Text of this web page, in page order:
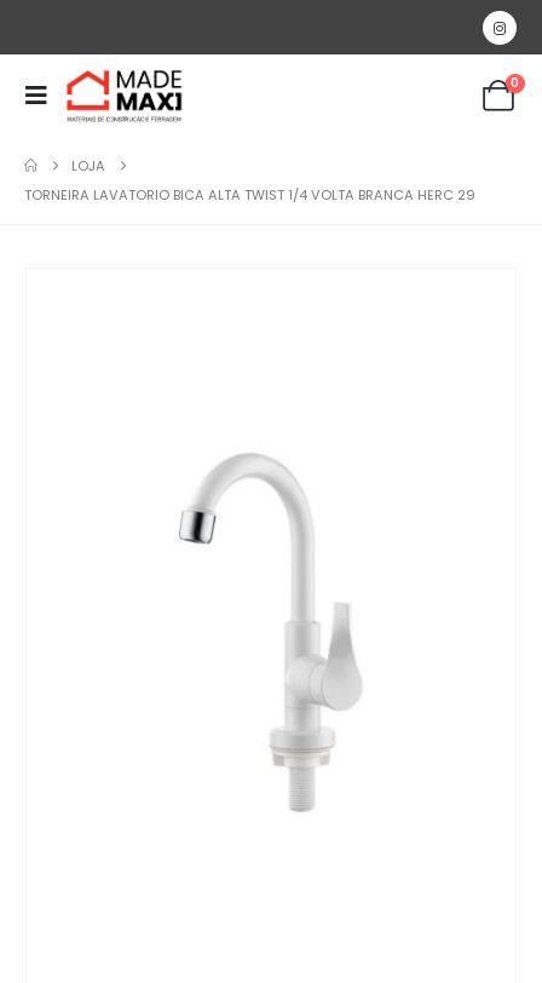
0
LOJA
TORNEIRA LAVATORIO BICA ALTA TWIST 1/4 VOLTA BRANCA HERC 29